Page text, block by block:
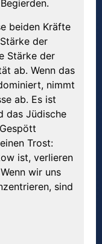
beiden Kräfte
der
Stärke der
ab. Wenn das
nimmt
ab. Es ist
das Jüdische
Trost:
ist, verlieren
wir uns
sind